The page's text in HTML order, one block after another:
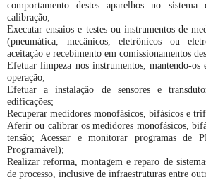
comportamento destes aparelhos no
calibração;
Executar ensaios e testes ou instrumentos de
(pneumática, mecânicos, eletrônicos ou
aceitação e recebimento em comissionamentos
Efetuar limpeza nos instrumentos, mantendo-os
operação;
Efetuar a instalação de sensores e
edificações;
Recuperar medidores monofásicos, bifásicos e
Aferir ou calibrar os medidores monofásicos,
tensão; Acessar e monitorar programas de
Programável);
Realizar reforma, montagem e reparo de
de processo, inclusive de infraestruturas entre